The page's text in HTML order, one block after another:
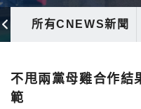
所有CNEWS新聞
不甩兩黨母雞合作結
範